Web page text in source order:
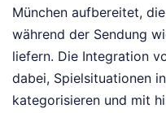
München aufbereitet,
während der Sendung
liefern. Die Integration
dabei, Spielsituationen
kategorisieren und mit